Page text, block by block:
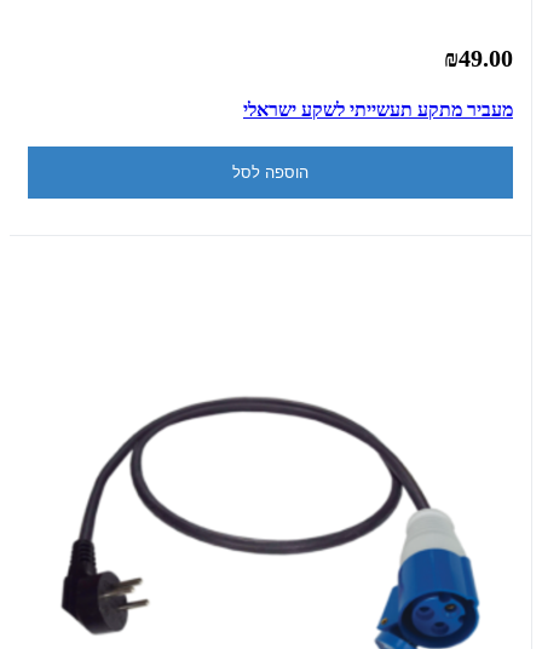
₪49.00
מעביר מתקע תעשייתי לשקע ישראלי
הוספה לסל